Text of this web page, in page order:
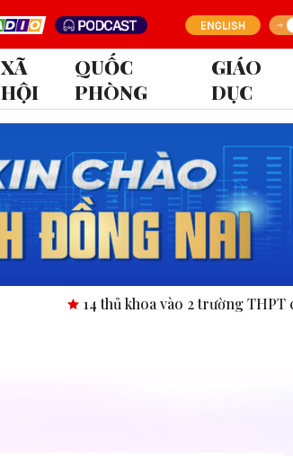
XÃ
HỘI
QUỐC
PHÒNG
GIÁO
DỤC
14 thủ khoa vào 2 trường THPT chuyên